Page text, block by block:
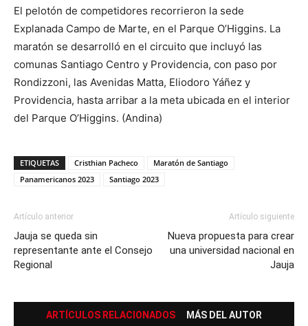
El pelotón de competidores recorrieron la sede
Explanada Campo de Marte, en el Parque O’Higgins. La
maratón se desarrolló en el circuito que incluyó las
comunas Santiago Centro y Providencia, con paso por
Rondizzoni, las Avenidas Matta, Eliodoro Yáñez y
Providencia, hasta arribar a la meta ubicada en el interior
del Parque O’Higgins. (Andina)
ETIQUETAS Cristhian Pacheco
Maratón de Santiago
Panamericanos 2023
Santiago 2023
Artículo anterior
Jauja se queda sin
representante ante el Consejo
Regional
Artículo siguiente
Nueva propuesta para crear
una universidad nacional en
Jauja
ARTÍCULOS RELACIONADOS MÁS DEL AUTOR